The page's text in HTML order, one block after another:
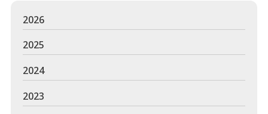
2026
2025
2024
2023